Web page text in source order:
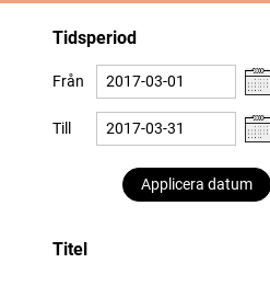
Tidsperiod
Från
Till
Applicera datum
Titel